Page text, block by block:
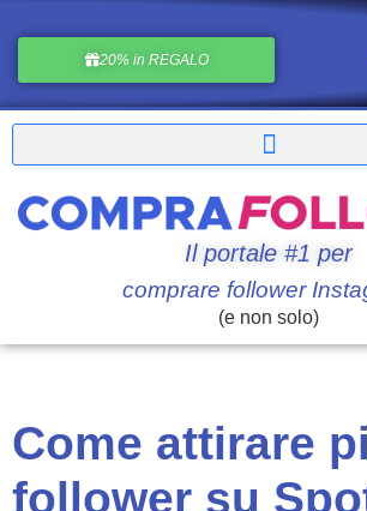
20% in REGALO
Il portale #1 per
comprare follower
(e non solo)
Come attirare
follower su